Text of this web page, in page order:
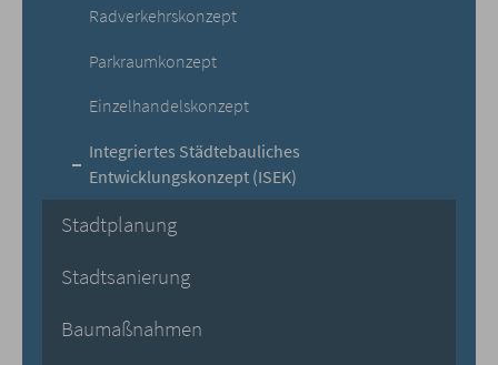
Radverkehrskonzept
Parkraumkonzept
Einzelhandelskonzept
Integriertes Städtebauliches
Entwicklungskonzept (ISEK)
Stadtplanung
Stadtsanierung
Baumaßnahmen